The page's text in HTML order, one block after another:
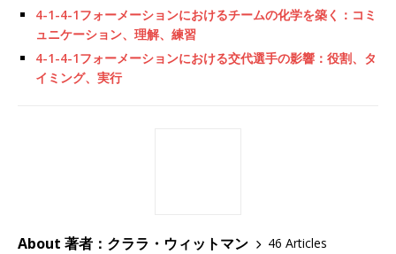
4-1-4-1フォーメーションにおけるチームの化学を築く：コミ
ュニケーション、理解、練習
4-1-4-1フォーメーションにおける交代選手の影響：役割、タ
イミング、実行
About 著者：クララ・ウィットマン
46 Articles